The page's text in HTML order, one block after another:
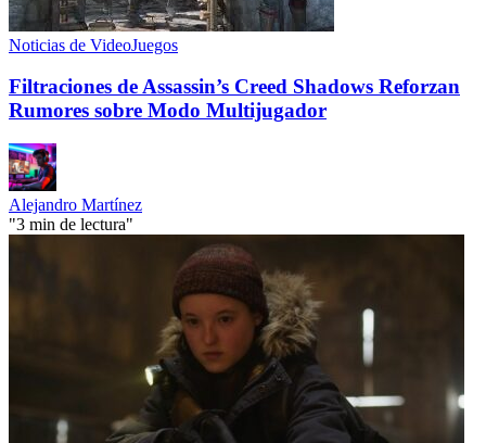
Noticias de VideoJuegos
Filtraciones de Assassin’s Creed Shadows Reforzan
Rumores sobre Modo Multijugador
Alejandro Martínez
"3 min de lectura"